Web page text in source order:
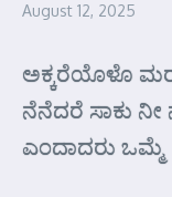
August 12, 2025
ಅಕ್ಕರೆಯೊಳೊ
ನೆನೆದರೆ ಸಾಕು ನೀ
ಎಂದಾದರು ಒಮ್ಮೆ